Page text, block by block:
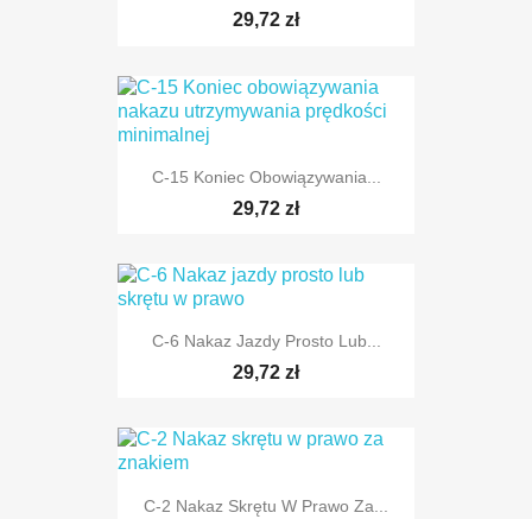
29,72 zł
TYLKO ONLINE
C-15 Koniec Obowiązywania...
29,72 zł
TYLKO ONLINE
C-6 Nakaz Jazdy Prosto Lub...
29,72 zł
C-2 Nakaz Skrętu W Prawo Za...